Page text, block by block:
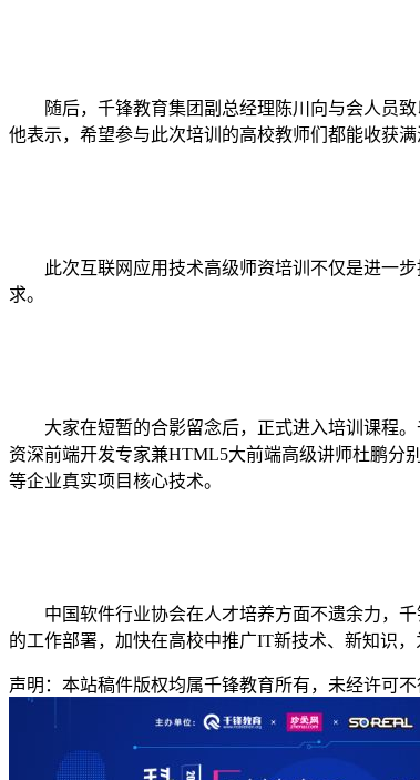
随后，千锋教育集团副总经理陈川向与会人员致
他表示，希望参与此次培训的高校教师们都能收获满
此次互联网应用技术高级师资培训不仅是进一步
求。
大家在短暂的合影留念后，正式进入培训课程。
资深前端开发专家兼HTML5大前端高级讲师杜鹏分
等企业真实项目核心技术。
中国软件行业协会在人才培养方面不遗余力，千
的工作部署，加快在高校中推广IT新技术、新知识
声明：本站稿件版权均属千锋教育所有，未经许可不